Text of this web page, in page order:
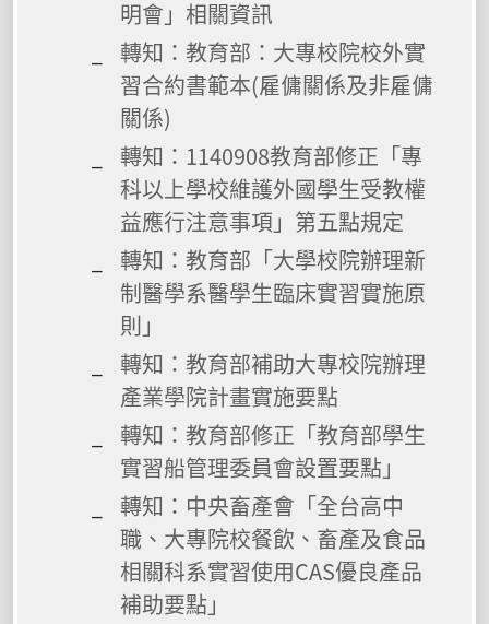
明會」相關資訊
轉知：教育部：大專校院校外實
習合約書範本(雇傭關係及非雇傭
關係)
轉知：1140908教育部修正「專
科以上學校維護外國學生受教權
益應行注意事項」第五點規定
轉知：教育部「大學校院辦理新
制醫學系醫學生臨床實習實施原
則」
轉知：教育部補助大專校院辦理
產業學院計畫實施要點
轉知：教育部修正「教育部學生
實習船管理委員會設置要點」
轉知：中央畜產會「全台高中
職、大專院校餐飲、畜產及食品
相關科系實習使用CAS優良產品
補助要點」